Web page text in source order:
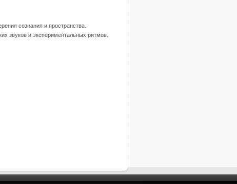
сознания и пространства.
звуков и экспериментальных ритмов.